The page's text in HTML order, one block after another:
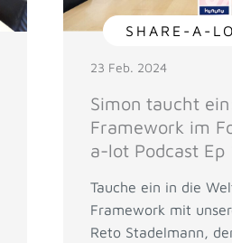
SHARE-A-
23 Feb. 2024
Simon taucht
Framework im
a-lot Podcast Ep
Tauche ein in die
Framework mit
Reto Stadelmann,